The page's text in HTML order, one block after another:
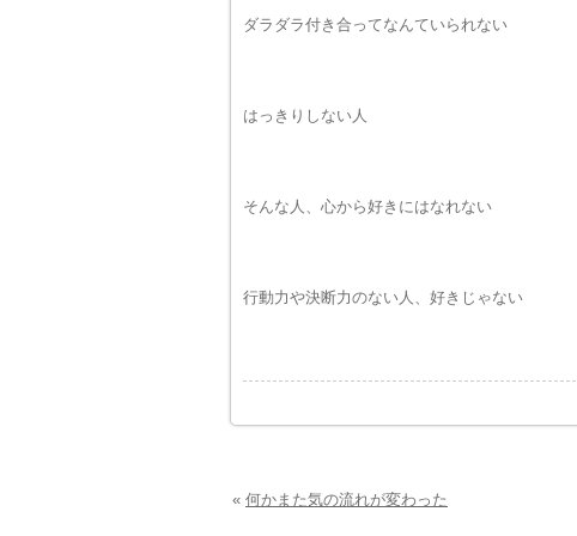
ダラダラ付き合ってなんていられない
はっきりしない人
そんな人、心から好きにはなれない
行動力や決断力のない人、好きじゃない
« 何かまた気の流れが変わった